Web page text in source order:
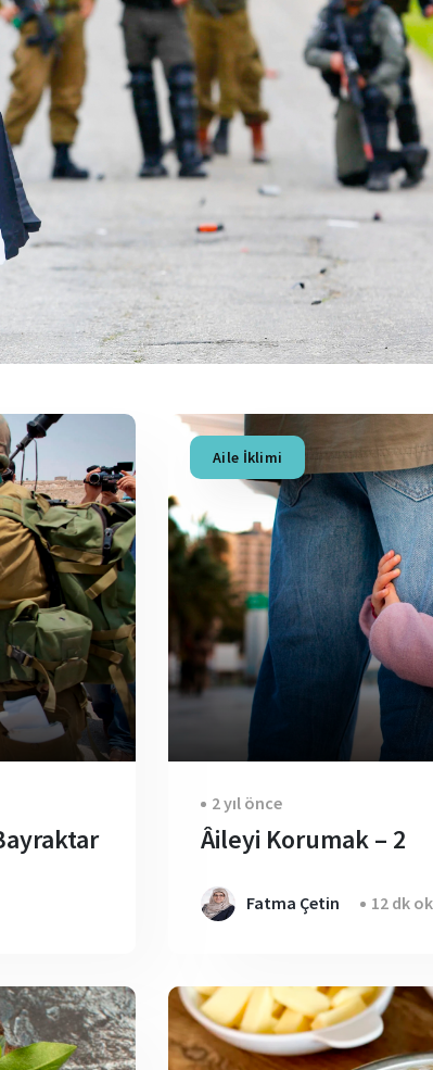
Aile İklimi
2 yıl önce
Âileyi Korumak – 2
Fatma Çetin 12 dk